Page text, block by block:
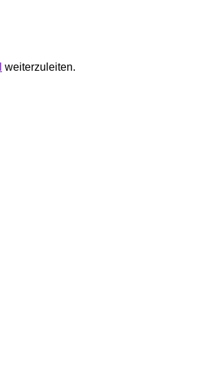
weiterzuleiten.